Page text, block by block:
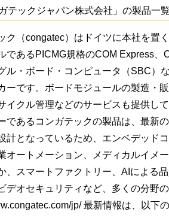
テックジャパン株式会社」の製品一覧
ク（congatec）はドイツに本社を置
であるPICMG規格のCOM Express
ル・ボード・コンピュータ（SBC）
ーです。ボードモジュールの製造・
イクル管理などのサービスも提供し
であるコンガテックの製品は、最新
計となっているため、エンベデッド
オートメーション、メディカルイメ
、スマートファクトリー、AIによる
デオセキュリティなど、多くの分野
jp/ 最新情報は、以下